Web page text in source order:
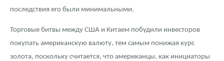
Русская нумизматика
последствия его были минимальными.
Торговые битвы между США и Китаем побудили инвесторов
покупать американскую валюту, тем самым понижая курс
золота, поскольку считается, что американцы, как инициаторы